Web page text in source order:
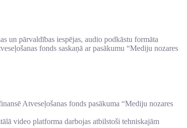
un pārvaldības iespējas, audio podkāstu formāta
fonds saskaņā ar pasākumu “Mediju nozares
Atveseļošanas fonds pasākuma “Mediju nozares
video platforma darbojas atbilstoši tehniskajām